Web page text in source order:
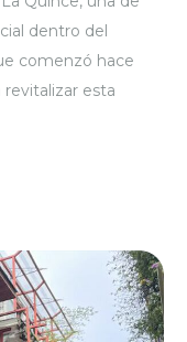
dentro del
comenzó hace
esta